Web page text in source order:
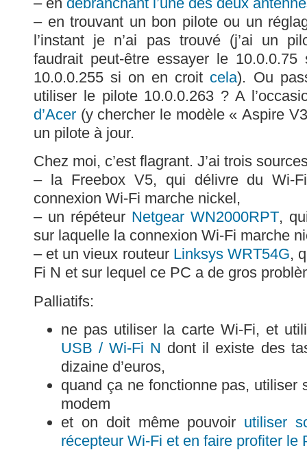
– en trouvant un bon pilote ou un
l’instant je n’ai pas trouvé (j’ai un
faudrait peut-être essayer le
10.0.0.255 si on en croit cela). Ou
utiliser le pilote 10.0.0.263 ? A
d’Acer (y chercher le modèle « Aspire
un pilote à jour.
Chez moi, c’est flagrant. J’ai trois
– la Freebox V5, qui délivre du Wi-
connexion Wi-Fi marche nickel,
– un répéteur Netgear WN2000RPT,
sur laquelle la connexion Wi-Fi marche
– et un vieux routeur Linksys WRT54G,
Fi N et sur lequel ce PC a de gros
Palliatifs:
ne pas utiliser la carte Wi-Fi, et
USB / Wi-Fi N dont il existe des
dizaine d’euros,
quand ça ne fonctionne pas, utiliser
modem
et on doit même pouvoir utiliser
récepteur Wi-Fi et en faire profiter le